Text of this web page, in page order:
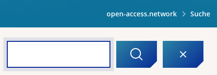
open-access.network Suche